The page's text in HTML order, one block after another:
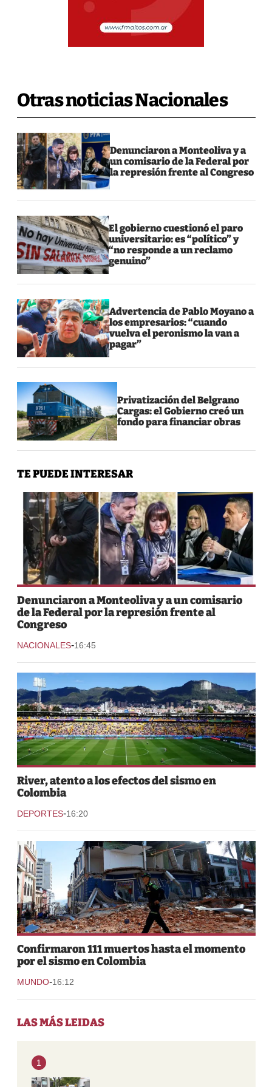
Otras noticias Nacionales
Denunciaron a Monteoliva y a
un comisario de la Federal por
la represión frente al Congreso
El gobierno cuestionó el paro
universitario: es “político” y
“no responde a un reclamo
genuino”
Advertencia de Pablo Moyano a
los empresarios: “cuando
vuelva el peronismo la van a
pagar”
Privatización del Belgrano
Cargas: el Gobierno creó un
fondo para financiar obras
TE PUEDE INTERESAR
Denunciaron a Monteoliva y a un comisario
de la Federal por la represión frente al
Congreso
NACIONALES-16:45
River, atento a los efectos del sismo en
Colombia
DEPORTES-16:20
Confirmaron 111 muertos hasta el momento
por el sismo en Colombia
MUNDO-16:12
LAS MÁS LEIDAS
1